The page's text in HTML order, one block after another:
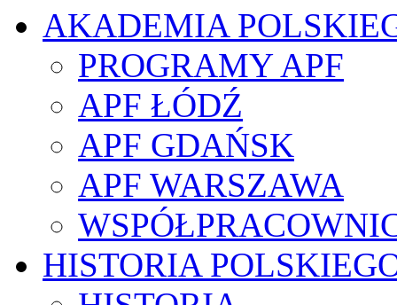
AKADEMIA
PROGRAMY APF
APF ŁÓDŹ
APF GDAŃSK
APF WARSZAWA
HISTORIA